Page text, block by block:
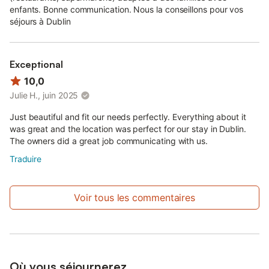
Nous demandons aux clients d'être respectueux des voisins
dans notre quartier résidentiel calme et de réduire le bruit au
enfants. Bonne communication. Nous la conseillons pour vos
séjours à Dublin
Exceptional
10,0
Julie H., juin 2025
Just beautiful and fit our needs perfectly. Everything about it
was great and the location was perfect for our stay in Dublin.
The owners did a great job communicating with us.
Traduire
Voir tous les commentaires